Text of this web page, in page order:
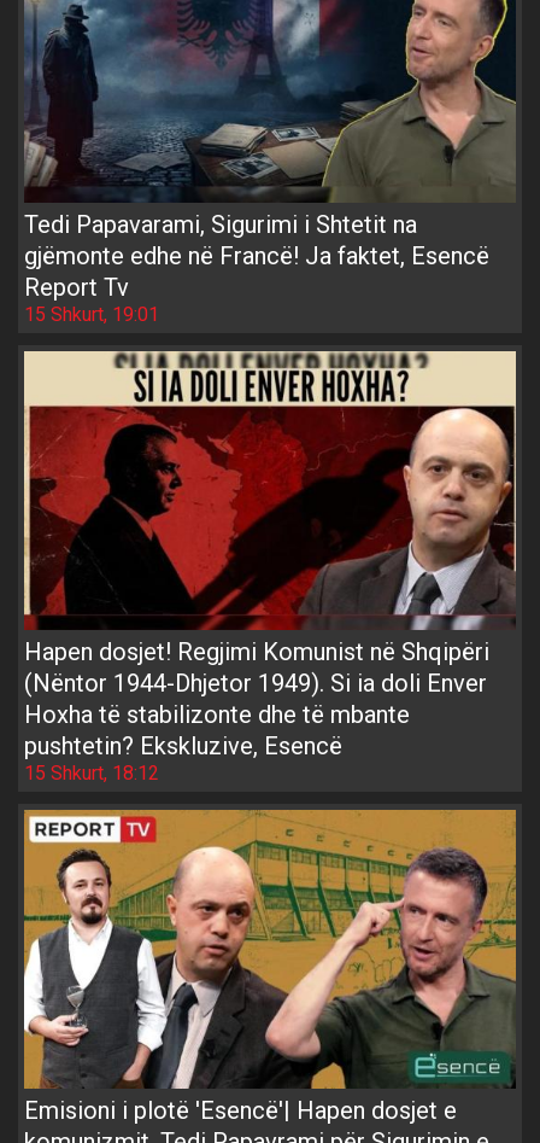
Tedi Papavarami, Sigurimi i Shtetit na
gjëmonte edhe në Francë! Ja faktet, Esencë
Report Tv
15 Shkurt, 19:01
Hapen dosjet! Regjimi Komunist në Shqipëri
(Nëntor 1944-Dhjetor 1949). Si ia doli Enver
Hoxha të stabilizonte dhe të mbante
pushtetin? Ekskluzive, Esencë
15 Shkurt, 18:12
Emisioni i plotë 'Esencë'| Hapen dosjet e